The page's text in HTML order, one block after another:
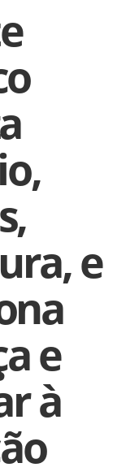
e
e
à